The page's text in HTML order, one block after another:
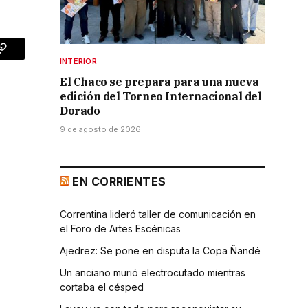
Copy
INTERIOR
El Chaco se prepara para una nueva
edición del Torneo Internacional del
Dorado
9 de agosto de 2026
EN CORRIENTES
Correntina lideró taller de comunicación en
el Foro de Artes Escénicas
Ajedrez: Se pone en disputa la Copa Ñandé
Un anciano murió electrocutado mientras
cortaba el césped